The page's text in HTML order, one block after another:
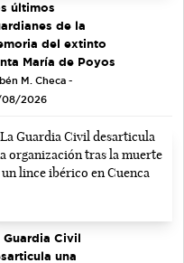
últimos
de la
del extinto
María de Poyos
M. Checa -
08/2026
Guardia Civil
una